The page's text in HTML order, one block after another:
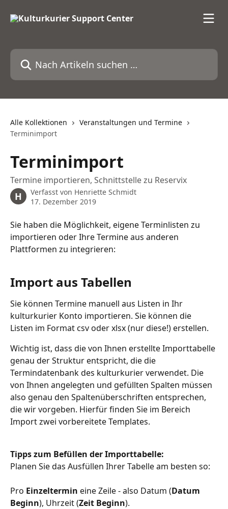
Nach Artikeln suchen …
Alle Kollektionen
Veranstaltungen und Termine
Terminimport
Terminimport
Termine importieren, Schnittstelle zu Reservix
H Verfasst von Henriette Schmidt
17. Dezember 2019
Sie haben die Möglichkeit, eigene Terminlisten zu
importieren oder Ihre Termine aus anderen
Plattformen zu integrieren:
Import aus Tabellen
Sie können Termine manuell aus Listen in Ihr
kulturkurier Konto importieren. Sie können die
Listen im Format csv oder xlsx (nur diese!) erstellen.
Wichtig ist, dass die von Ihnen erstellte Importtabelle
genau der Struktur entspricht, die die
Termindatenbank des kulturkurier verwendet. Die
von Ihnen angelegten und gefüllten Spalten müssen
also genau den Spaltenüberschriften entsprechen,
die wir vorgeben. Hierfür finden Sie im Bereich
Import zwei vorbereitete Templates.
Tipps zum Befüllen der Importtabelle:
Planen Sie das Ausfüllen Ihrer Tabelle am besten so:
Pro Einzeltermin eine Zeile - also Datum (Datum
Beginn), Uhrzeit (Zeit Beginn).